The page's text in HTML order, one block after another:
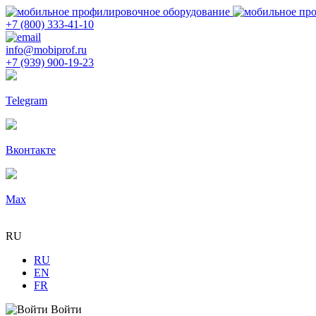
+7 (800) 333-41-10
info@mobiprof.ru
+7 (939) 900-19-23
Telegram
Вконтакте
Max
RU
RU
EN
FR
Войти